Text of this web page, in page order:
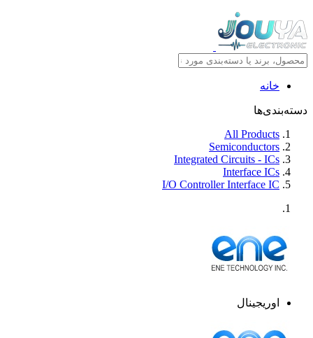
خانه
دسته‌بندی‌ها
All Products
Semiconductors
Integrated Circuits - ICs
Interface ICs
I/O Controller Interface IC
اوریجینال